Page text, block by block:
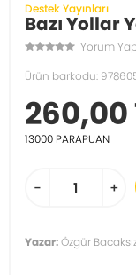
Destek Yayınları
Bazı Yollar
Yorum
Ürün barkodu:
260,00
13000 PARAPUAN
- +
Yazar:Özgür